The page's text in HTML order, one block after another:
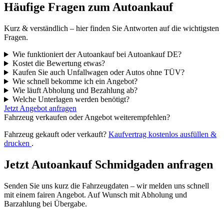
Häufige Fragen zum Autoankauf
Kurz & verständlich – hier finden Sie Antworten auf die wichtigsten
Fragen.
Wie funktioniert der Autoankauf bei Autoankauf DE?
Kostet die Bewertung etwas?
Kaufen Sie auch Unfallwagen oder Autos ohne TÜV?
Wie schnell bekomme ich ein Angebot?
Wie läuft Abholung und Bezahlung ab?
Welche Unterlagen werden benötigt?
Jetzt Angebot anfragen
Fahrzeug verkaufen oder Angebot weiterempfehlen?
Fahrzeug gekauft oder verkauft? Kaufvertrag kostenlos ausfüllen &
drucken .
Jetzt Autoankauf Schmidgaden anfragen
Senden Sie uns kurz die Fahrzeugdaten – wir melden uns schnell
mit einem fairen Angebot. Auf Wunsch mit Abholung und
Barzahlung bei Übergabe.